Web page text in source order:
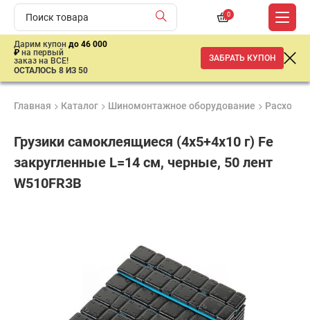
0
Дарим купон до 46 000
₽ на первый
заказ на ВСЕ!
ОСТАЛОСЬ 8 ИЗ 50
ЗАБРАТЬ КУПОН
Главная Каталог Шиномонтажное оборудование
Грузики самоклеящиеся (4х5+4х10 г) Fe
закругленные L=14 см, черные, 50 лент
W510FR3B